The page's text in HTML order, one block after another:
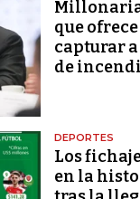
que
capturar
de
DEPORTES
Los
en la